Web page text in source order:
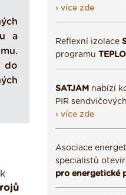
a
do
› více zde
Reflexní izolace
programu TEPLO
SATJAM nabízí
PIR
› více zde
Asociace
specialistů
pro energetické